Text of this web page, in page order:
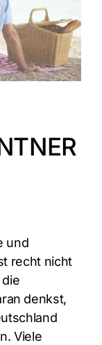
und
recht nicht
denkst,
Viele